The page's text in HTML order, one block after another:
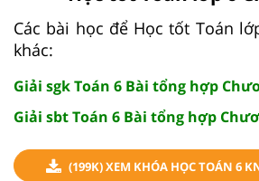
Các bài học để Học tốt Toán
khác:
Giải sgk Toán 6 Bài tổng hợp
Giải sbt Toán 6 Bài tổng hợp
(199K) XEM KHÓA HỌC TOÁN 6